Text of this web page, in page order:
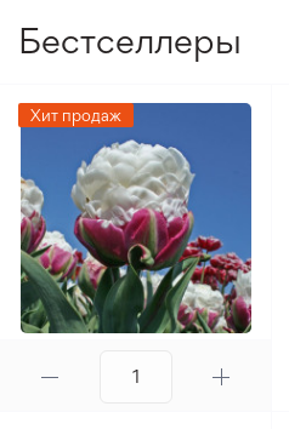
Бестселлеры
Хит продаж